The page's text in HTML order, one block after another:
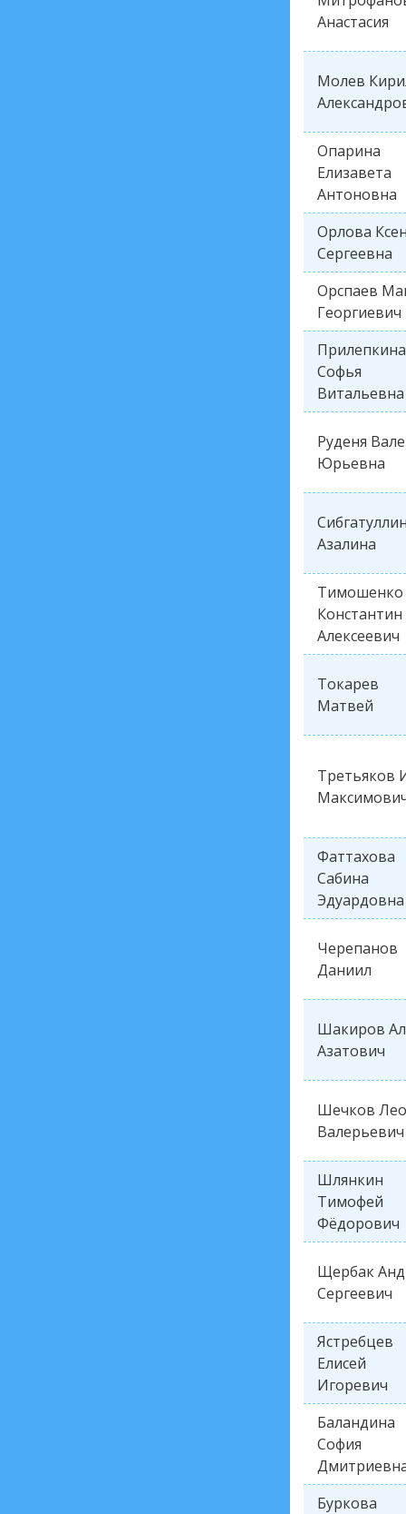
Анастасия
Молев
Опарина
Елизавета
Антоновна
Орлова
Сергеевна
Орспаев
Георгиевич
Прилепкина
Софья
Витальевна
Руденя
Юрьевна
Азалина
Тимошенко
Константин
Алексеевич
Токарев
Матвей
Третьяков
Фаттахова
Сабина
Эдуардовна
Черепанов
Даниил
Шакиров
Азатович
Шечков
Валерьевич
Шлянкин
Тимофей
Фёдорович
Щербак
Сергеевич
Ястребцев
Елисей
Игоревич
Баландина
София
Буркова